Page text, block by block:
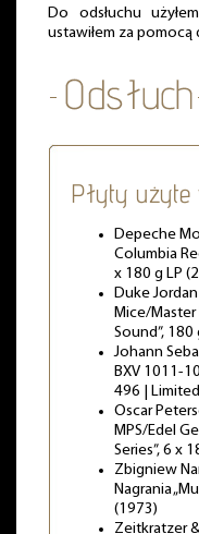
Do odsłuchu
ustawiłem za pomocą
Płyty
Depeche
Columbia
x 180 g LP
Duke Jordan
Mice/Master
Sound”, 180
Johann
BXV 1011-
496 |
Oscar
MPS/Edel
Series”, 6 x
Zbigniew
Nagrania
(1973)
Zeitkratzer